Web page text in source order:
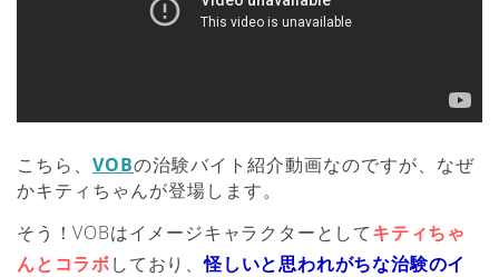
こちら、 VOBの治験バイト紹介動画なのですが、なぜ
かキティちゃんが登場します。
そう！VOBはイメージキャラクターとしてキティちゃ
んとコラボしており、怪しいと思われがちな治験のイ